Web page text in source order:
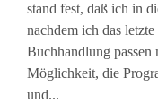
stand fest, daß ich in
nachdem ich das
Buchhandlung passen
Möglichkeit, die
und...